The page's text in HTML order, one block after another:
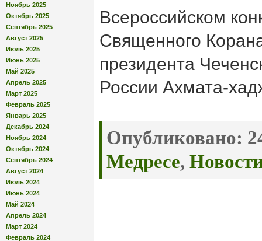
Ноябрь 2025
Октябрь 2025
Сентябрь 2025
Август 2025
Июль 2025
Июнь 2025
Май 2025
Апрель 2025
Март 2025
Февраль 2025
Январь 2025
Декабрь 2024
Ноябрь 2024
Октябрь 2024
Сентябрь 2024
Август 2024
Июль 2024
Июнь 2024
Май 2024
Апрель 2024
Март 2024
Февраль 2024
Всероссийском
Священного
президента
России Ахмата-
Опубликовано:
Медресе,